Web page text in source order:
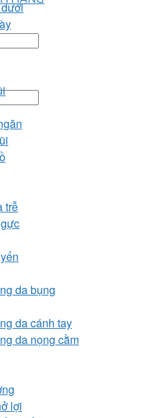
trễ
da bụng
da cánh tay
da nọng cằm
lợi